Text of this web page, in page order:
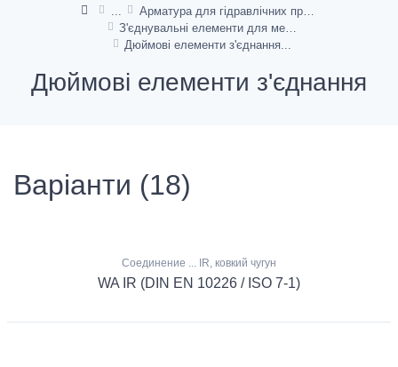
Дюймові елементи з'єднання
Дюймові елементи з'єднання
Варіанти (18)
Соединение ... IR, ковкий чугун
WA IR (DIN EN 10226 / ISO 7-1)